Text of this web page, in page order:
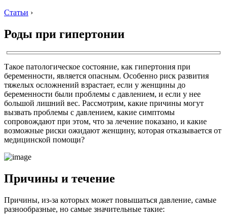
Статьи ›
Роды при гипертонии
Такое патологическое состояние, как гипертония при
беременности, является опасным. Особенно риск развития
тяжелых осложнений взрастает, если у женщины до
беременности были проблемы с давлением, и если у нее
большой лишний вес. Рассмотрим, какие причины могут
вызвать проблемы с давлением, какие симптомы
сопровождают при этом, что за лечение показано, и какие
возможные риски ожидают женщину, которая отказывается от
медицинской помощи?
Причины и течение
Причины, из-за которых может повышаться давление, самые
разнообразные, но самые значительные такие: